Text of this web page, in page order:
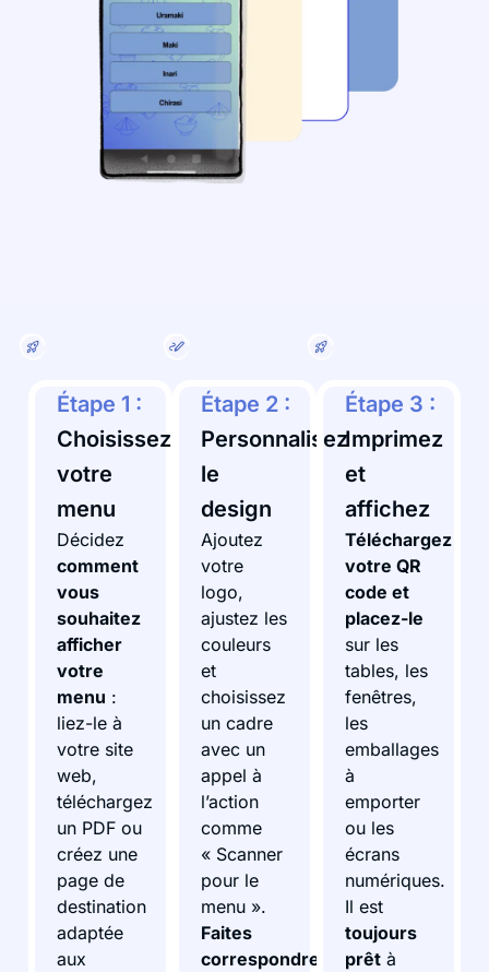
Étape 1 :
Choisissez
votre
menu
Décidez
comment
vous
souhaitez
afficher
votre
menu :
liez-le à
votre site
web,
téléchargez
un PDF ou
créez une
page de
destination
adaptée
aux
Étape 2 :
Personnalisez
le
design
Ajoutez
votre
logo,
ajustez les
couleurs
et
choisissez
un cadre
avec un
appel à
l’action
comme
« Scanner
pour le
menu ».
Faites
correspondre
Étape 3 :
Imprimez
et
affichez
Téléchargez
votre QR
code et
placez-le
sur les
tables, les
fenêtres,
les
emballages
à
emporter
ou les
écrans
numériques.
Il est
toujours
prêt à